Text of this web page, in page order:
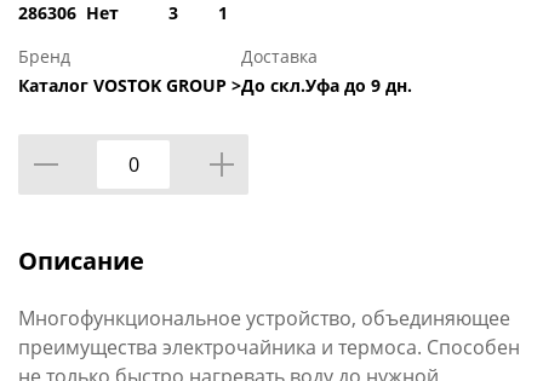
286306 Нет
3
1
Бренд
Каталог VOSTOK GROUP >
Доставка
До скл.Уфа до 9 дн.
Описание
Многофункциональное устройство, объединяющее
преимущества электрочайника и термоса. Способен